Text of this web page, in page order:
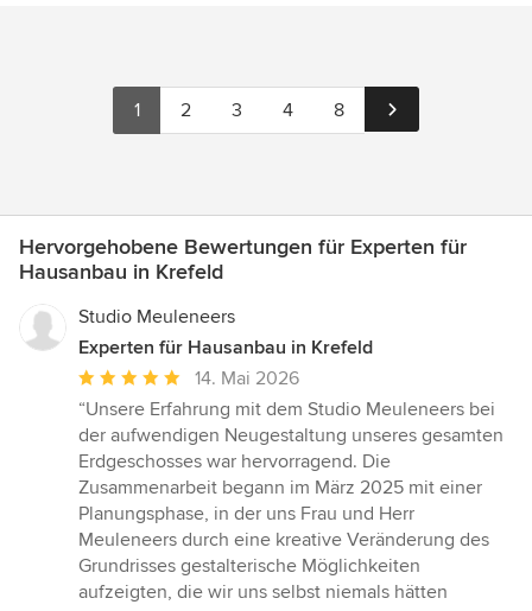
1 2 3 4 8
Hervorgehobene Bewertungen für Experten für
Hausanbau in Krefeld
Studio Meuleneers
Experten für Hausanbau in Krefeld
Durchschnittliche
Bewertung:
5
von
5
Sternen
14. Mai 2026
“Unsere Erfahrung mit dem Studio Meuleneers bei
der aufwendigen Neugestaltung unseres gesamten
Erdgeschosses war hervorragend. Die
Zusammenarbeit begann im März 2025 mit einer
Planungsphase, in der uns Frau und Herr
Meuleneers durch eine kreative Veränderung des
Grundrisses gestalterische Möglichkeiten
aufzeigten, die wir uns selbst niemals hätten